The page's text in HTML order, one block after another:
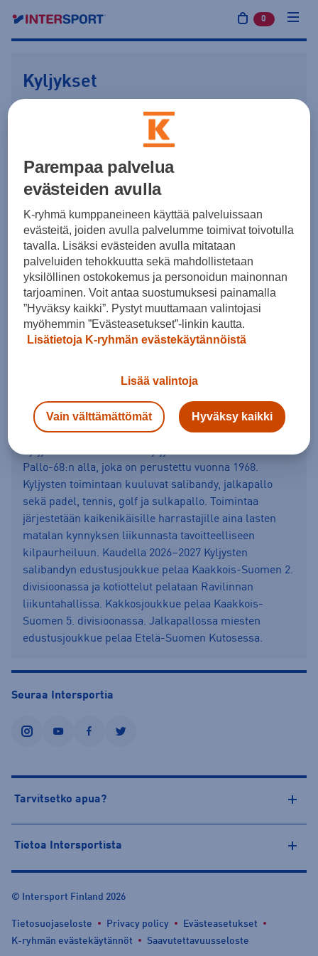
0 tuotetta
Kyljykset
SEURAA PALVELEVA KAUPPA
Intersport Kouvola
Kuusankoski
Katso kaupan tiedot
Kyljykset Jalkapallo
Pallo-68:n alla, joka on perustettu vuonna 1968.
Kyljysten toimintaan kuuluvat salibandy, jalkapallo
sekä padel, tennis, golf ja sulkapallo. Toimintaa
järjestetään kaikenikäisille harrastajille aina lasten
matalan kynnyksen liikunnasta tavoitteelliseen
kilpaurheiluun. Kaudella 2026–2027 Kyljysten
salibandyn edustusjoukkue pelaa Kaakkois-Suomen 2.
divisioonassa ja kotiottelut pelataan Ravilinnan
liikuntahallissa. Kakkosjoukkue pelaa Kaakkois-
Suomen 5. divisioonassa. Jalkapallossa miesten
edustusjoukkue pelaa Etelä-Suomen Kutosessa.
Seuraa Intersportia
instagramyoutubefacebooktwitter
Tarvitsetko apua?
Tietoa Intersportista
© Intersport Finland 2026
Tietosuojaseloste Privacy policy
Evästeasetukset
K-ryhmän evästekäytännöt
Saavutettavuusseloste
Parempaa palvelua
evästeiden avulla
K-ryhmä kumppaneineen käyttää palveluissaan
evästeitä, joiden avulla palvelumme toimivat toivotulla
tavalla. Lisäksi evästeiden avulla mitataan
palveluiden tehokkuutta sekä mahdollistetaan
yksilöllinen ostokokemus ja personoidun mainonnan
tarjoaminen. Voit antaa suostumuksesi painamalla
”Hyväksy kaikki”. Pystyt muuttamaan valintojasi
myöhemmin ”Evästeasetukset”-linkin kautta.
Lisätietoja K-ryhmän evästekäytännöistä
Lisää valintoja
Vain välttämättömät Hyväksy kaikki